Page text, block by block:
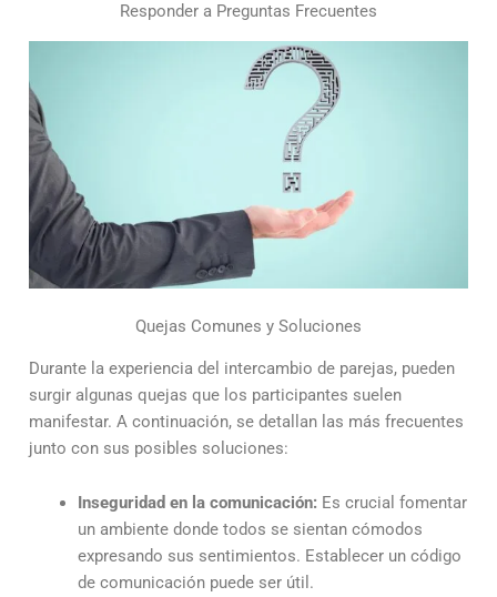
Responder a Preguntas Frecuentes
Quejas Comunes y Soluciones
Durante la experiencia del intercambio de parejas, pueden
surgir algunas quejas que los participantes suelen
manifestar. A continuación, se detallan las más frecuentes
junto con sus posibles soluciones:
Inseguridad en la comunicación: Es crucial fomentar
un ambiente donde todos se sientan cómodos
expresando sus sentimientos. Establecer un código
de comunicación puede ser útil.